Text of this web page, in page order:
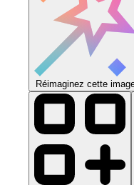
Réimaginez cette